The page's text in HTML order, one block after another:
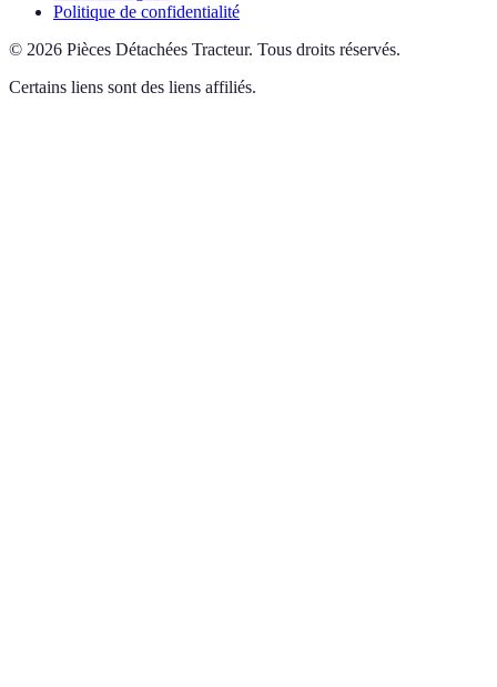
Politique de confidentialité
© 2026 Pièces Détachées Tracteur. Tous droits réservés.
Certains liens sont des liens affiliés.